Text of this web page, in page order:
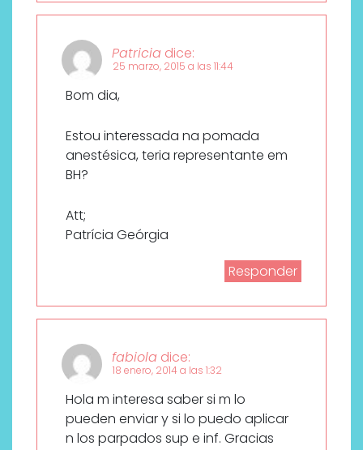
Patricia dice:
25 marzo, 2015 a las 11:44
Bom dia,
Estou interessada na pomada
anestésica, teria representante em
BH?
Att;
Patrícia Geórgia
Responder
fabiola dice:
18 enero, 2014 a las 1:32
Hola m interesa saber si m lo
pueden enviar y si lo puedo aplicar
n los parpados sup e inf. Gracias